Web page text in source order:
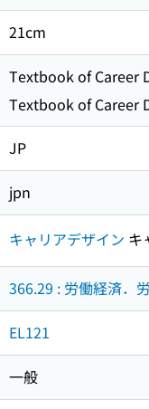
21cm
Textbook of Career
Textbook of Career
JP
jpn
キャリアデザイン キ
366.29 : 労働経済．
EL121
一般